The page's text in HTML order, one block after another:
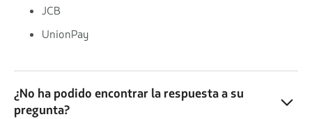
JCB
UnionPay
¿No ha podido encontrar la respuesta a su
pregunta?